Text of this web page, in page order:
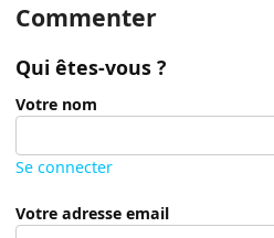
Commenter
Qui êtes-vous ?
Votre nom
Se connecter
Votre adresse email